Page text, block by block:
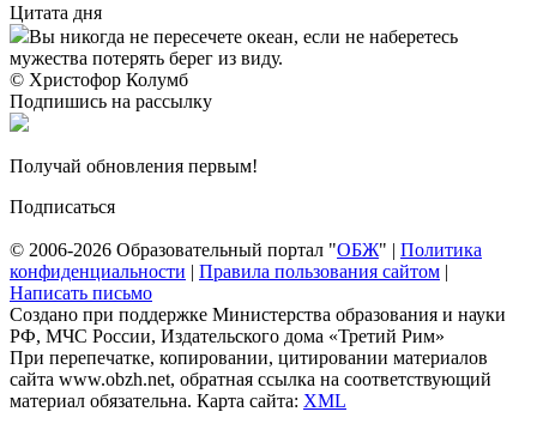
Цитата дня
Вы никогда не пересечете океан, если не наберетесь
мужества потерять берег из виду.
© Христофор Колумб
Подпишись на рассылку
Получай обновления первым!
Подписаться
© 2006-2026 Образовательный портал "ОБЖ" | Политика
конфиденциальности | Правила пользования сайтом |
Написать письмо
Создано при поддержке Министерства образования и науки
РФ, МЧС России, Издательского дома «Третий Рим»
При перепечатке, копировании, цитировании материалов
сайта www.obzh.net, обратная ссылка на соответствующий
материал обязательна. Карта сайта: XML